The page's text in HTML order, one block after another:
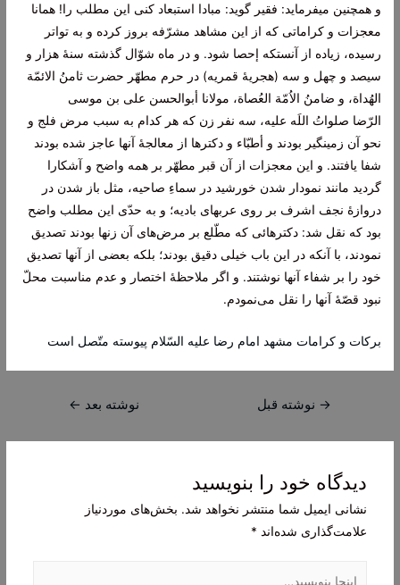
و همچنین‌ میفرماید: فقیر گوید: مبادا استبعاد کنی‌ این‌ مطلب‌ را! همانا
معجزات‌ و کراماتی‌ که‌ از این‌ مشاهد مشرّفه‌ بروز کرده‌ و به‌ تواتر
رسیده‌، زیاده‌ از آنستکه‌ إحصا شود. و در ماه‌ شوّال‌ گذشته‌ سنۀ هزار و
سیصد و چهل‌ و سه‌ (هجریۀ قمریه‌) در حرم‌ مطهّر حضرت‌ ثامنُ الائمّة‌
الهُداة‌، و ضامنُ الاُمّة‌ العُصاة‌، مولانا أبوالحسن‌ علی بن‌ موسی‌
الرّضا صلواتُ اللَه‌ علیه‌، سه‌ نفر زن‌ که‌ هر کدام‌ به‌ سبب‌ مرض‌ فلج‌ و
نحو آن‌ زمینگیر بودند و أطبّاء و دکترها از معالجۀ آنها عاجز شده‌ بودند
شفا یافتند. و این‌ معجزات‌ از آن‌ قبر مطهّر بر همه‌ واضح‌ و آشکارا
گردید مانند نمودار شدن‌ خورشید در سماءِ صاحیه‌، مثل‌ باز شدن‌ در
دروازۀ نجف‌ اشرف‌ بر روی‌ عربهای‌ بادیه‌؛ و به‌ حدّی‌ این‌ مطلب‌ واضح‌
بود که‌ نقل‌ شد: دکترهائی‌ که‌ مطّلع‌ بر مرض‌های‌ آن‌ زنها بودند تصدیق‌
نمودند، با آنکه‌ در این‌ باب‌ خیلی‌ دقیق‌ بودند؛ بلکه‌ بعضی‌ از آنها تصدیق‌
خود را بر شفاء آنها نوشتند. و اگر ملاحظۀ اختصار و عدم‌ مناسبت‌ محلّ
نبود قصّۀ آنها را نقل‌ می‌نمودم‌.
بركات‌ و كرامات‌ مشهد امام‌ رضا عليه‌ السّلام‌ پيوسته‌ متّصل‌ است‌
راهبری
→ نوشته قبل نوشته بعد ←
دیدگاه‌ خود را بنویسید
نشانی ایمیل شما منتشر نخواهد شد. بخش‌های موردنیاز
علامت‌گذاری شده‌اند *